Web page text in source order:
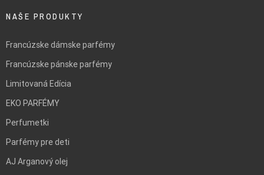
NAŠE PRODUKTY
Francúzske dámske parfémy
Francúzske pánske parfémy
Limitovaná Edícia
EKO PARFÉMY
Perfumetki
Parfémy pre deti
AJ Arganový olej